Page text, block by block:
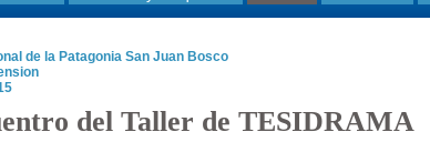
de la Patagonia San Juan Bosco
del Taller de TESIDRAMA